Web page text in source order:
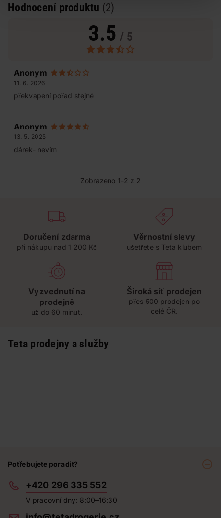
Hodnocení produktu (2)
3.5 / 5
Anonym
11. 6. 2026
překvapení pořad stejné
Anonym
13. 5. 2025
dárek- nevím
Zobrazeno 1-2 z 2
Doručení zdarma
při nákupu nad 1 200 Kč
Věrnostní slevy
ušetřete s Teta klubem
Vyzvednutí na
prodejně
už do 60 minut.
Široká síť prodejen
přes 500 prodejen po
celé ČR.
Teta prodejny a služby
Potřebujete poradit?
+420 296 335 552
V pracovní dny: 8:00–16:30